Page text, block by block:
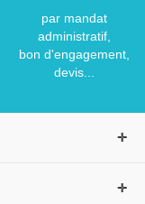
par mandat
administratif,
bon d'engagement,
devis...